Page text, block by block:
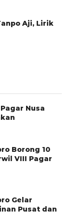
Aji, Lirik
Nusa
Borong 10
VIII Pagar
Gelar
Pusat dan